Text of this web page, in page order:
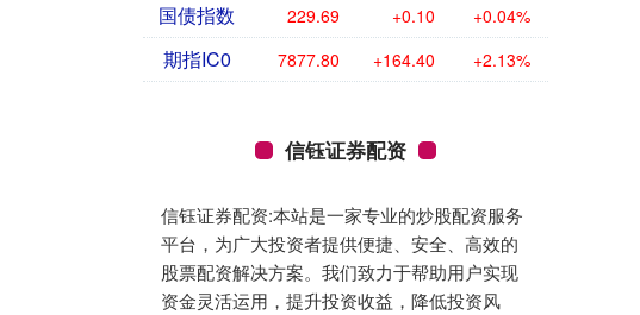
国债指数 229.69 +0.10 +0.04%
期指IC0 7877.80 +164.40 +2.13%
信钰证券配资
信钰证券配资:本站是一家专业的炒股配资服务
平台，为广大投资者提供便捷、安全、高效的
股票配资解决方案。我们致力于帮助用户实现
资金灵活运用，提升投资收益，降低投资风